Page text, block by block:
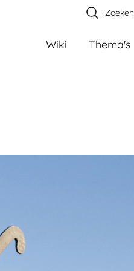
Wiki Thema's
Zoeken
en grenzen
herinneringen voor